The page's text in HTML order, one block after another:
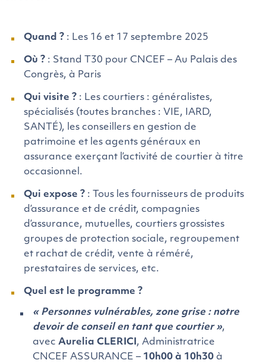
Quand ? : Les 16 et 17 septembre 2025
Où ? : Stand T30 pour CNCEF – Au Palais des
Congrès, à Paris
Qui visite ? : Les courtiers : généralistes,
spécialisés (toutes branches : VIE, IARD,
SANTÉ), les conseillers en gestion de
patrimoine et les agents généraux en
assurance exerçant l’activité de courtier à titre
occasionnel.
Qui expose ? : Tous les fournisseurs de produits
d’assurance et de crédit, compagnies
d’assurance, mutuelles, courtiers grossistes
groupes de protection sociale, regroupement
et rachat de crédit, vente à réméré,
prestataires de services, etc.
Quel est le programme ?
« Personnes vulnérables, zone grise : notre
devoir de conseil en tant que courtier »,
avec Aurelia CLERICI , Administratrice
CNCEF ASSURANCE – 10h00 à 10h30 à